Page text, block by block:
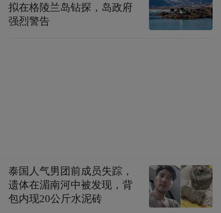
拟在格陵兰岛钻探，岛政府
强烈警告
泰国人气男团前成员失踪，
遗体在湄南河中被发现，背
包内现20公斤水泥砖